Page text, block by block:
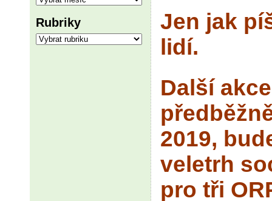
Rubriky
Rubriky
Jen jak
lidí.
Další
2019,
veletrh
pro tři